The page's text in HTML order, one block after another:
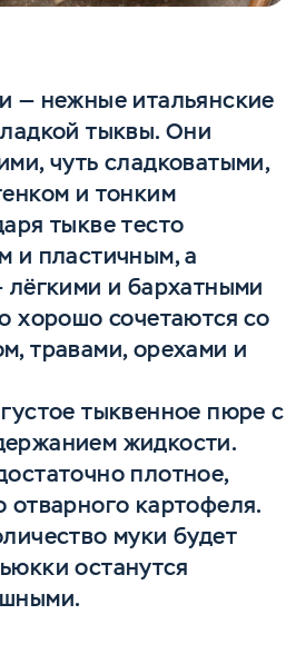
— нежные итальянские
тыквы. Они
чуть сладковатыми,
и тонким
тыкве тесто
и пластичным, а
лёгкими и бархатными
хорошо сочетаются со
травами, орехами и
тыквенное пюре с
жидкости.
плотное,
отварного картофеля.
муки будет
останутся